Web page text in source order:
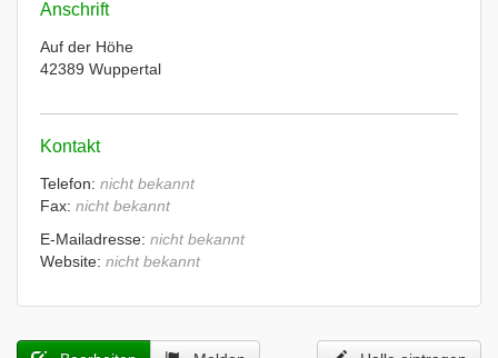
Anschrift
Auf der Höhe
42389 Wuppertal
Kontakt
Telefon: nicht bekannt
Fax: nicht bekannt
E-Mailadresse: nicht bekannt
Website: nicht bekannt